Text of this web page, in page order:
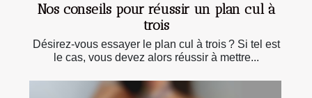
Nos conseils pour réussir un plan cul à
trois
Désirez-vous essayer le plan cul à trois ? Si tel est
le cas, vous devez alors réussir à mettre...